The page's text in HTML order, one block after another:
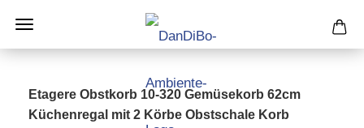
Etagere Obstkorb 10-320 Gemüsekorb 62cm
Küchenregal mit 2 Körbe Obstschale Korb